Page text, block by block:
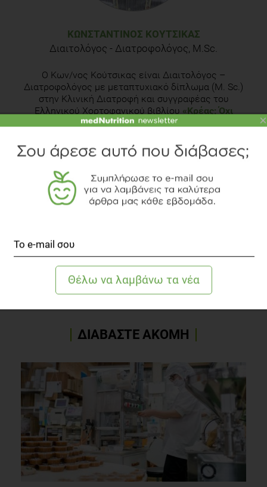
Matricaria retutita (chamomile) extract therapy for
Aug 29 (4):378-82.ΚΩΝΣΤΑΝΤΊΝΟΣ ΚΟΎΤΣΙΚΑΣ
Διαιτολόγος - Διατροφολόγος, Μ.Sc.
Ο Κων/νος Κούτσικας είναι Διαιτολόγος –
Διατροφολόγος με μεταπτυχιακό δίπλωμα (Μ. Sc.)
στην Κλινική Διατροφή και συγγραφέας του
Ελληνικού Χορτοφαγικού βιβλίου «Κρέας; Όχι
ευχαριστώ!».Παρέχει εξατομικευμένες
Θεσσαλονίκη.
Γνωρίστε τoν αρθογράφο
ΡΟΦΗΜΑΤΑ ΥΓΕΙΑ ΦΑΡΜΑΚΟ
ΔΙΑΒΑΣΤΕ ΑΚΟΜΗ
×